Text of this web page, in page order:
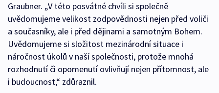
Graubner. „V této posvátné chvíli si společně
uvědomujeme velikost zodpovědnosti nejen před voliči
a současníky, ale i před dějinami a samotným Bohem.
Uvědomujeme si složitost mezinárodní situace i
náročnost úkolů v naší společnosti, protože mnohá
rozhodnutí či opomenutí ovlivňují nejen přítomnost, ale
i budoucnost,“ zdůraznil.